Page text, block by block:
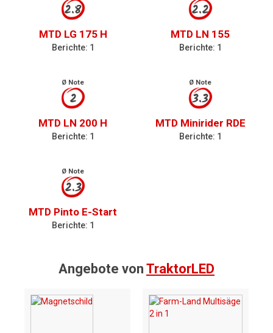
2.8
MTD LG 175 H
Berichte: 1
2.2
MTD LN 155
Berichte: 1
Ø Note
2
MTD LN 200 H
Berichte: 1
Ø Note
3.3
MTD Minirider RDE
Berichte: 1
Ø Note
2.3
MTD Pinto E-Start
Berichte: 1
Angebote von TraktorLED